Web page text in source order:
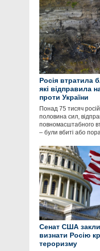
Росія втратила
які відправила
проти України
Понад 75 тисяч
половина сил,
повномасштабного
– були вбиті або
Сенат США
визнати Росію
тероризму